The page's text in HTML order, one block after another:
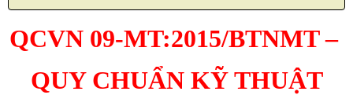
QCVN 09-MT:2015/BTNMT –
QUY CHUẨN KỸ THUẬT